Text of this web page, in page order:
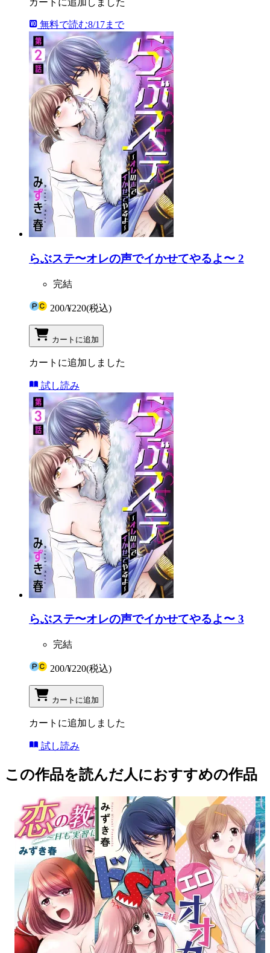
カートに追加しました
無料で読む8/17まで
らぶステ〜オレの声でイかせてやるよ〜 2
完結
200/¥220(税込)
カートに追加
カートに追加しました
試し読み
らぶステ〜オレの声でイかせてやるよ〜 3
完結
200/¥220(税込)
カートに追加
カートに追加しました
試し読み
この作品を読んだ人におすすめの作品